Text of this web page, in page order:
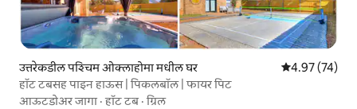
उत्तरेकडील पश्चिम ओक्लाहोमा मधील घर 5 पैकी 4.97
4.97 (74)
हॉट टबसह पाइन हाऊस | पिकलबॉल | फायर पिट
आऊटडोअर जागा ·हॉट टब·ग्रिल